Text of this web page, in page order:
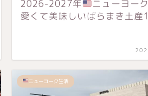
2026-2027年
ニューヨー
愛くて美味しいばらまき土産
ニューヨーク生活